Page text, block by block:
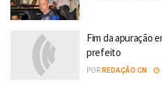
Fim da apuração
prefeito
POR REDAÇÃO CN